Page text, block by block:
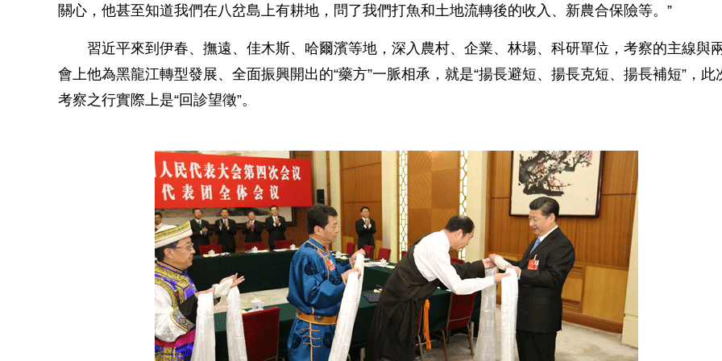
關心，他甚至知道我們在八岔島上有耕地，問了我們打魚和土地流轉後的收入、新農合保險等。”
習近平來到伊春、撫遠、佳木斯、哈爾濱等地，深入農村、企業、林場、科研單位，考察的主線與
會上他為黑龍江轉型發展、全面振興開出的“藥方”一脈相承，就是“揚長避短、揚長克短、揚長補短”，此
考察之行實際上是“回診望徵”。